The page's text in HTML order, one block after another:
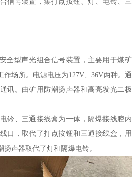
全型声光组合信号装置，主要用于煤矿
作场所。电源电压为127V、36V两种。通
讯。由矿用防潮扬声器和高亮发光二极
铃、三通接线盒为一体，隔爆接线腔内
口，取代了打点按钮和三通接线盒，用
声器取代了灯和隔爆电铃。